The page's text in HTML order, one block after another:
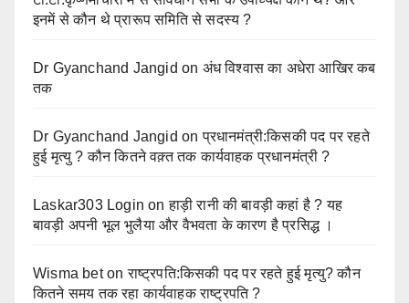
इनमें से कौन थे प्रारूप समिति से सदस्य ?
Dr Gyanchand Jangid on अंध विश्वास का अधेरा आखिर कब
तक
Dr Gyanchand Jangid onप्रधानमंत्री:किसकी पद पर रहते
हुई मृत्यु ? कौन कितने वक़्त तक कार्यवाहक प्रधानमंत्री ?
Laskar303 Login onहाड़ी रानी की बावड़ी कहां है ? यह
बावड़ी अपनी भूल भुलैया और वैभवता के कारण है प्रसिद्ध ।
Wisma betonराष्ट्रपति:किसकी पद पर रहते हुई मृत्यु? कौन
कितने समय तक रहा कार्यवाहक राष्ट्रपति ?